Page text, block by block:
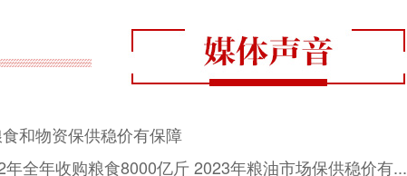
和物资保供稳价有保障
全年收购粮食8000亿斤 2023年粮油市场保供稳价有...